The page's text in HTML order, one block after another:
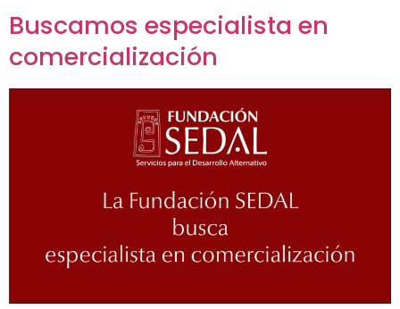
Buscamos especialista en
comercialización